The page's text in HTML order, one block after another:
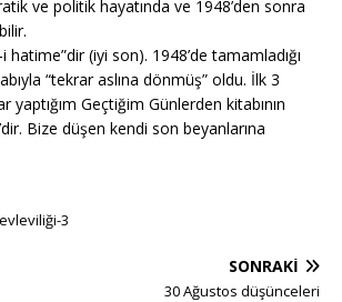
ve politik hayatında ve 1948’den sonra
(iyi son). 1948’de tamamladığı
“tekrar aslına dönmüş” oldu. İlk 3
yaptığım Geçtiğim Günlerden kitabının
Bize düşen kendi son beyanlarına
3
SONRAKI
30 Ağustos düşünceleri